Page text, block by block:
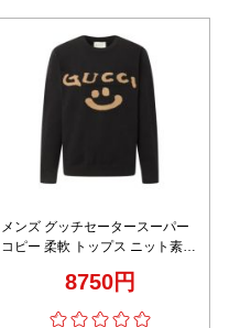
メンズ グッチセータースーパー
コピー 柔軟 トップス ニット素材
8750円